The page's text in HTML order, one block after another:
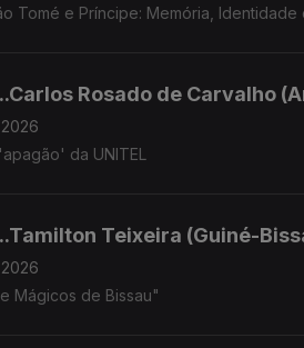
Tomé e Príncipe: Memória, Identidade
Rosado de Carvalho
da UNITEL
Teixeira (Guiné-
Mágicos de Bissau"